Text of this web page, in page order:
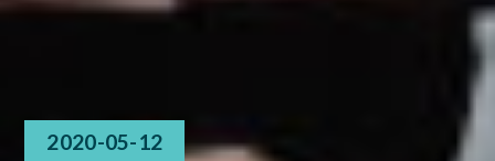
2020-05-12